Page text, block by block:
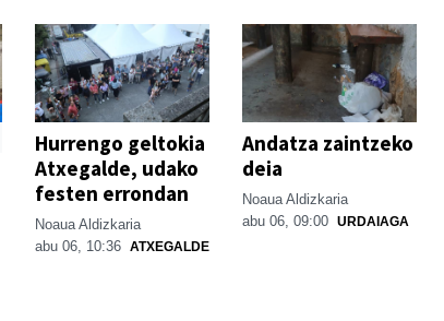
Hurrengo geltokia
Atxegalde, udako
festen errondan
Noaua Aldizkaria
abu 06, 10:36 ATXEGALDE
Andatza zaintzeko
deia
Noaua Aldizkaria
abu 06, 09:00 URDAIAGA